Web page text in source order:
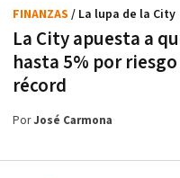
La City apuesta a
hasta 5% por
récord
FINANZAS / La lupa de la City
PorJosé Carmona